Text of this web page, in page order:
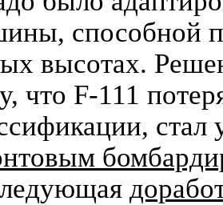
способной
высотах.
что F-111
стал